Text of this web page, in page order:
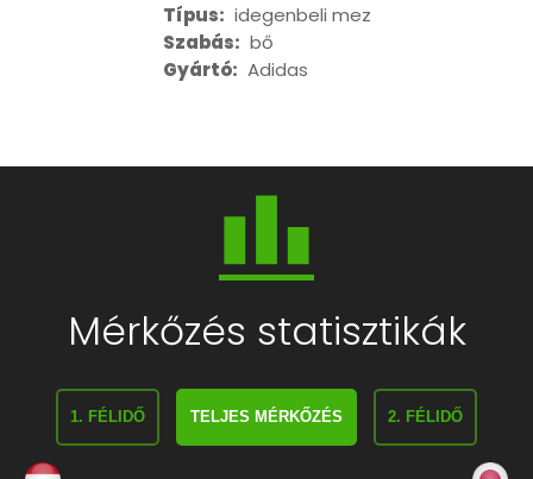
Típus: idegenbeli mez
Szabás: bő
Gyártó: Adidas
Mérkőzés statisztikák
1. FÉLIDŐ TELJES MÉRKŐZÉS 2. FÉLIDŐ